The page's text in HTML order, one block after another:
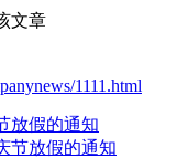
文章
1111.html
放假的通知
节放假的通知